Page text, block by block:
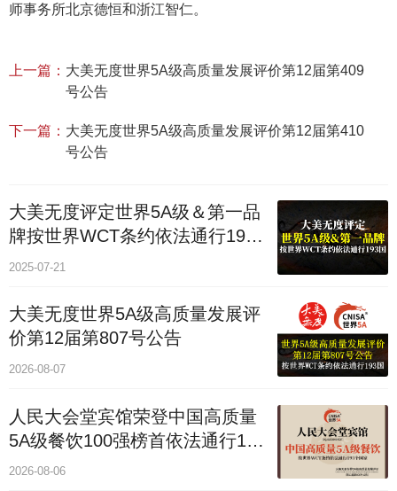
师事务所北京德恒和浙江智仁。
上一篇： 大美无度世界5A级高质量发展评价第12届第409
号公告
下一篇： 大美无度世界5A级高质量发展评价第12届第410
号公告
大美无度评定世界5A级＆第一品
牌按世界WCT条约依法通行193
个国家
2025-07-21
大美无度世界5A级高质量发展评
价第12届第807号公告
2026-08-07
人民大会堂宾馆荣登中国高质量
5A级餐饮100强榜首依法通行193
国
2026-08-06